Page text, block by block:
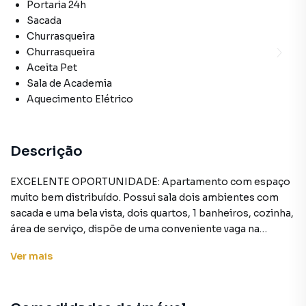
Portaria 24h
Sacada
Churrasqueira
Churrasqueira
Aceita Pet
Sala de Academia
Aquecimento Elétrico
Descrição
EXCELENTE OPORTUNIDADE: Apartamento com espaço
muito bem distribuído. Possui sala dois ambientes com
sacada e uma bela vista, dois quartos, 1 banheiros, cozinha,
área de serviço, dispõe de uma conveniente vaga na
condomínio, comporta academia de ginástica,
Ver mais